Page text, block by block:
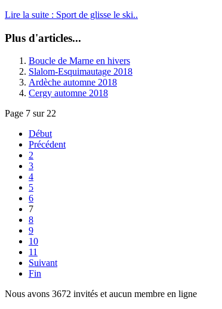
Lire la suite : Sport de glisse le ski..
Plus d'articles...
Boucle de Marne en hivers
Slalom-Esquimautage 2018
Ardèche automne 2018
Cergy automne 2018
Page 7 sur 22
Début
Précédent
2
3
4
5
6
7
8
9
10
11
Suivant
Fin
Nous avons 3672 invités et aucun membre en ligne